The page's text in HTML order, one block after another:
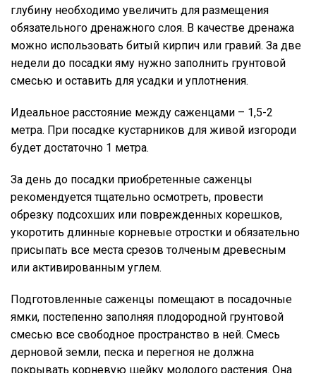
глубину необходимо увеличить для размещения
обязательного дренажного слоя. В качестве дренажа
можно использовать битый кирпич или гравий. За две
недели до посадки яму нужно заполнить грунтовой
смесью и оставить для усадки и уплотнения.
Идеальное расстояние между саженцами – 1,5-2
метра. При посадке кустарников для живой изгороди
будет достаточно 1 метра.
За день до посадки приобретенные саженцы
рекомендуется тщательно осмотреть, провести
обрезку подсохших или поврежденных корешков,
укоротить длинные корневые отростки и обязательно
присыпать все места срезов толченым древесным
или активированным углем.
Подготовленные саженцы помещают в посадочные
ямки, постепенно заполняя плодородной грунтовой
смесью все свободное пространство в ней. Смесь
дерновой земли, песка и перегноя не должна
покрывать корневую шейку молодого растения. Она